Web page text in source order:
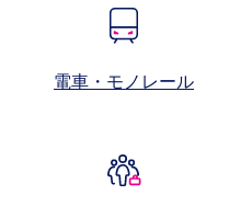
電車・モノレール​